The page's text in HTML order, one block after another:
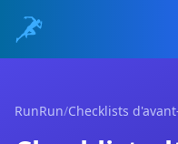
RunRun/Checklists